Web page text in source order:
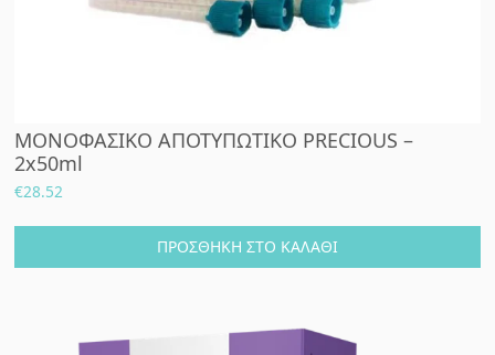
ΜΟΝΟΦΑΣΙΚΟ ΑΠΟΤΥΠΩΤΙΚΟ PRECIOUS –
2x50ml
€28.52
ΠΡΟΣΘΉΚΗ ΣΤΟ ΚΑΛΆΘΙ